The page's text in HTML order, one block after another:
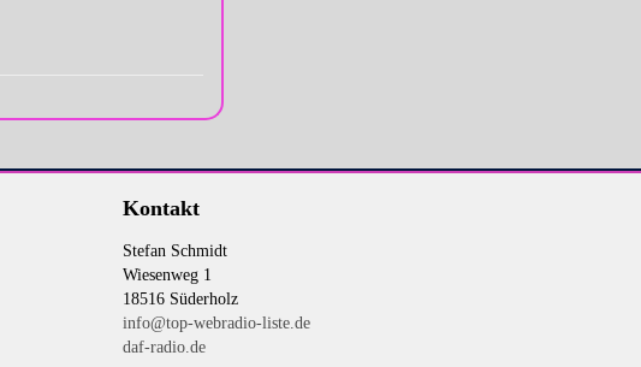
Kontakt
Stefan Schmidt
Wiesenweg 1
18516 Süderholz
info@top-webradio-liste.de
daf-radio.de